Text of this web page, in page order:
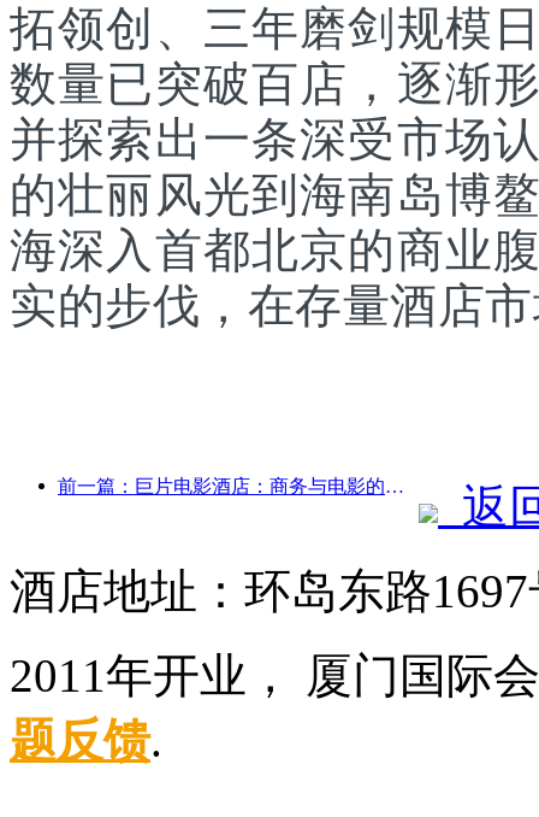
拓领创、三年磨剑规模
数量已突破百店，逐渐
并探索出一条深受市场
的壮丽风光到海南岛博
海深入首都北京的商业
实的步伐，在存量酒店
前一篇：巨片电影酒店：商务与电影的完美融合
返
酒店地址：环岛东路
2011年开业， 厦门国
题反馈.